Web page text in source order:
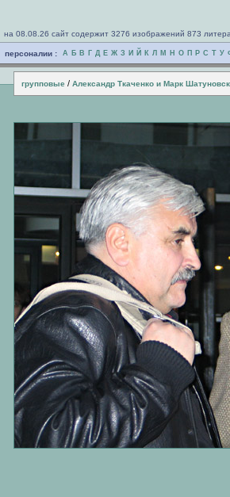
на 08.08.26 сайт содержит 3276 изображений 873
персоналии : А Б В Г Д Е Ж З И Й К Л М Н О П Р С Т У
групповые / Александр Ткаченко и Марк